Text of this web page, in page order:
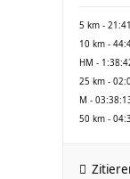
5 km -
10 km -
HM -
25 km -
M -
50 km -